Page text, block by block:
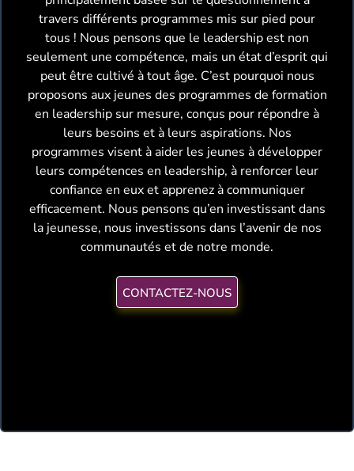
travers différents programmes mis sur pied pour
tous ! Nous pensons que le leadership est non
seulement une compétence, mais un état d’esprit qui
peut être cultivé à tout âge. C’est pourquoi nous
proposons aux jeunes des programmes de formation
en leadership sur mesure, conçus pour répondre à
leurs besoins et à leurs aspirations. Nos
programmes visent à aider les jeunes à développer
leurs compétences en leadership, à renforcer leur
confiance en eux et apprenez à communiquer
efficacement. Nous pensons qu’en investissant dans
la jeunesse, nous investissons dans l’avenir de nos
communautés et de notre monde.
CONTACTEZ-NOUS